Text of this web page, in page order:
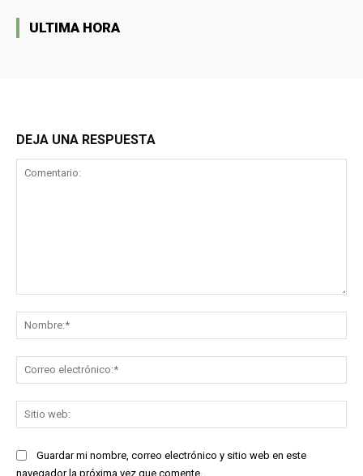
ULTIMA HORA
DEJA UNA RESPUESTA
Guardar mi nombre, correo electrónico y sitio web en este
navegador la próxima vez que comente.